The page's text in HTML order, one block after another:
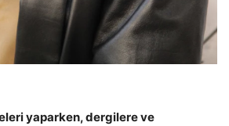
yaparken, dergilere ve